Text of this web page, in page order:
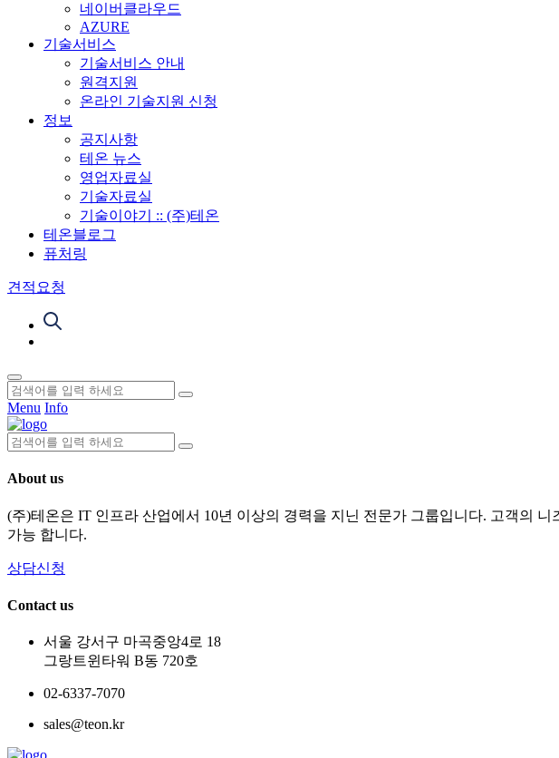
네이버클라우드
AZURE
기술서비스
기술서비스 안내
원격지원
온라인 기술지원 신청
정보
공지사항
테온 뉴스
영업자료실
기술자료실
기술이야기 :: (주)테온
테온블로그
퓨처링
견적요청
Menu Info
About us
(주)테온은 IT 인프라 산업에서 10년 이상의 경력을 지닌 전문가 그룹입니다. 고객의
가능 합니다.
상담신청
Contact us
서울 강서구 마곡중앙4로 18
그랑트윈타워 B동 720호
02-6337-7070
sales@teon.kr